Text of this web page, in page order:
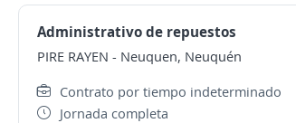
Administrativo de repuestos
PIRE RAYEN - Neuquen, Neuquén
Contrato por tiempo indeterminado
Jornada completa